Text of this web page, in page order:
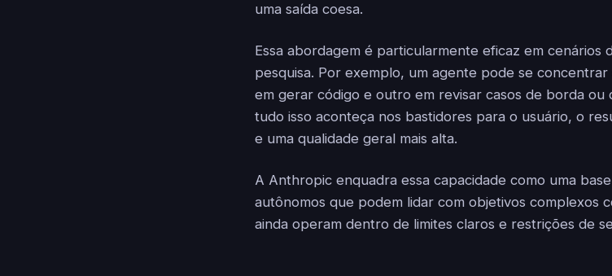
uma saída coesa.
Essa abordagem é particularmente eficaz em cenários
pesquisa. Por exemplo, um agente pode se
em gerar código e outro em revisar casos de borda ou
tudo isso aconteça nos bastidores para o usuário, o
e uma qualidade geral mais alta.
A Anthropic enquadra essa capacidade como uma
autônomos que podem lidar com objetivos complexos
ainda operam dentro de limites claros e restrições de